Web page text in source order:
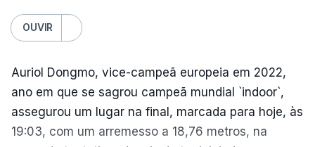
TÓPICOS
Volta, Portugal , Ciclismo,Bicicleta, Alexis
OUVIR
Auriol Dongmo, vice-campeã europeia em 2022,
ano em que se sagrou campeã mundial `indoor`,
assegurou um lugar na final, marcada para hoje, às
19:03, com um arremesso a 18,76 metros, na